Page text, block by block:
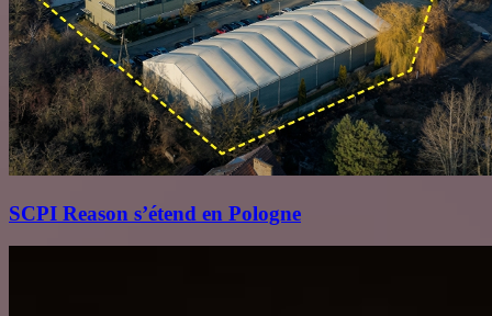
SCPI Reason s’étend en Pologne